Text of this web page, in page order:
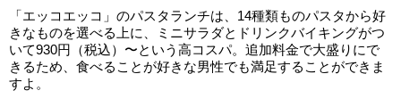
「エッコエッコ」のパスタランチは、14種類ものパスタから好
きなものを選べる上に、ミニサラダとドリンクバイキングがつ
いて930円（税込）〜という高コスパ。追加料金で大盛りにで
きるため、食べることが好きな男性でも満足することができま
すよ。